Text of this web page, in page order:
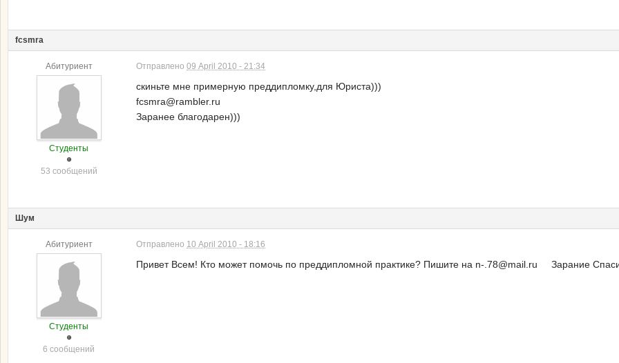
fcsmra
Абитуриент
Студенты
53 сообщений
Отправлено 09 April 2010 - 21:34
скиньте мне примерную преддипломку,для Юриста)))
fcsmra@rambler.ru
Заранее благодарен)))
Шум
Абитуриент
Студенты
6 сообщений
Отправлено 10 April 2010 - 18:16
Привет Всем! Кто может помочь по преддипломной практике? Пишите на n-.78@mail.ru Зарание